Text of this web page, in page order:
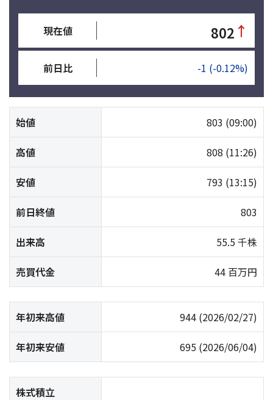
現在値 802 ↑
前日比 -1 (-0.12%)
始値 803 (09:00)
高値 808 (11:26)
安値 793 (13:15)
前日終値 803
出来高 55.5 千株
売買代金 44 百万円
年初来高値 944 (2026/02/27)
年初来安値 695 (2026/06/04)
株式積立